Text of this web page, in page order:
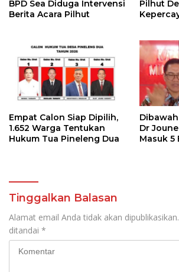
BPD Sea Diduga Intervensi
Berita Acara Pilhut
Pilhut
Empat Calon Siap Dipilih,
1.652 Warga Tentukan
Hukum Tua Pineleng Dua
Dr
Masuk 5
Tinggalkan Balasan
Alamat email Anda tidak akan dipublikasikan.
ditandai *